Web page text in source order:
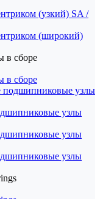
(узкий) SA /
(широкий)
в сборе
в сборе
подшипниковые узлы
узлы
узлы
узлы